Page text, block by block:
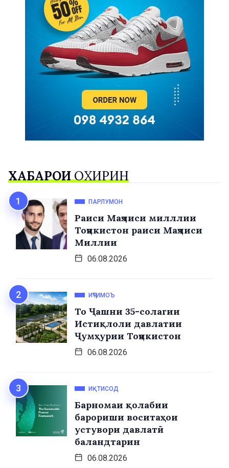
ХАБАРҲОИОХИРИН
ПАРЛУМОН
Раиси Маҷлиси милллии
Тоҷикистон раиси Маҷлиси
Миллии
06.08.2026
ИҶТИМОЪ
То Ҷашни 35-солагии
Истиқлоли давлатии
Ҷумҳурии Тоҷикистон
06.08.2026
ИҚТИСОД
Барномаи қолабии
барориши воситаҳои
устувори давлатӣ
баландтарин
06.08.2026